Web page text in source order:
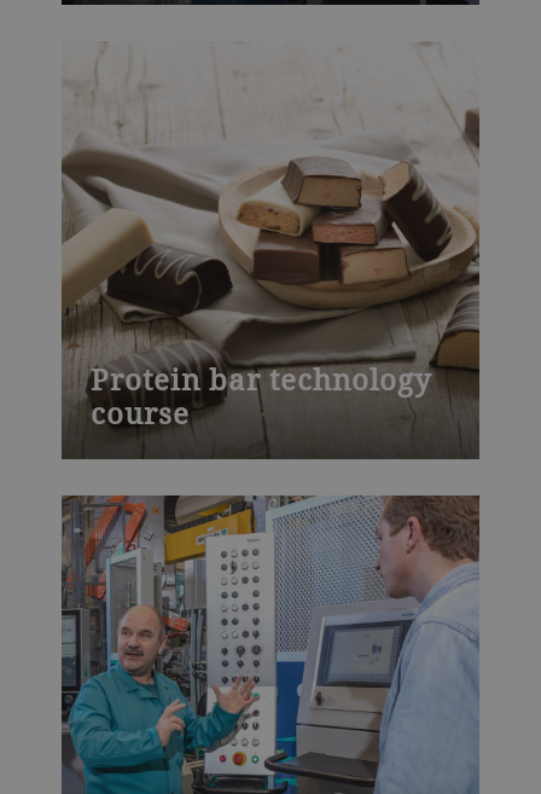
mixing to baking, sheeting and lamination
settings, baking speed, temperature
control, inspections, and essential safety
procedures.
Protein bar technology
course
Bühler’s protein bar technology course
production, including the influence of raw
materials on the process and on the end
product and all of the parameters that
affect ultimate quality and throughput.